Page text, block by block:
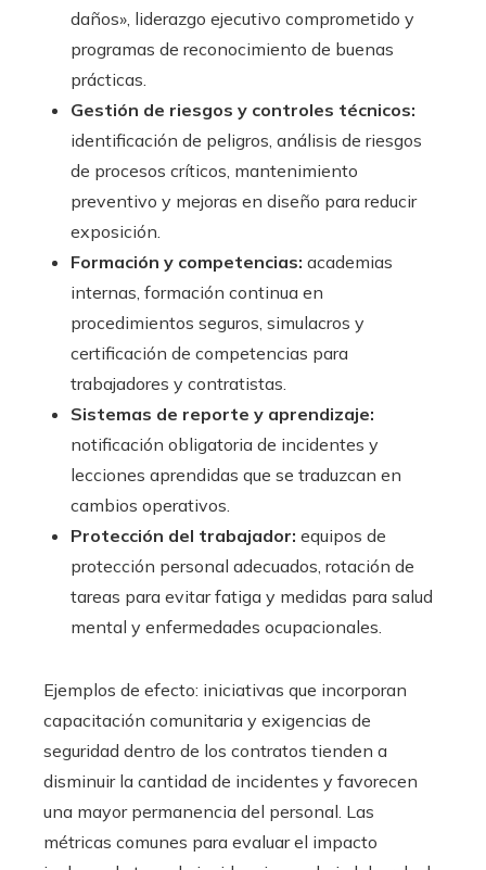
daños», liderazgo ejecutivo comprometido y
programas de reconocimiento de buenas
prácticas.
Gestión de riesgos y controles técnicos:
identificación de peligros, análisis de riesgos
de procesos críticos, mantenimiento
preventivo y mejoras en diseño para reducir
exposición.
Formación y competencias: academias
internas, formación continua en
procedimientos seguros, simulacros y
certificación de competencias para
trabajadores y contratistas.
Sistemas de reporte y aprendizaje:
notificación obligatoria de incidentes y
lecciones aprendidas que se traduzcan en
cambios operativos.
Protección del trabajador: equipos de
protección personal adecuados, rotación de
tareas para evitar fatiga y medidas para salud
mental y enfermedades ocupacionales.
Ejemplos de efecto: iniciativas que incorporan
capacitación comunitaria y exigencias de
seguridad dentro de los contratos tienden a
disminuir la cantidad de incidentes y favorecen
una mayor permanencia del personal. Las
métricas comunes para evaluar el impacto